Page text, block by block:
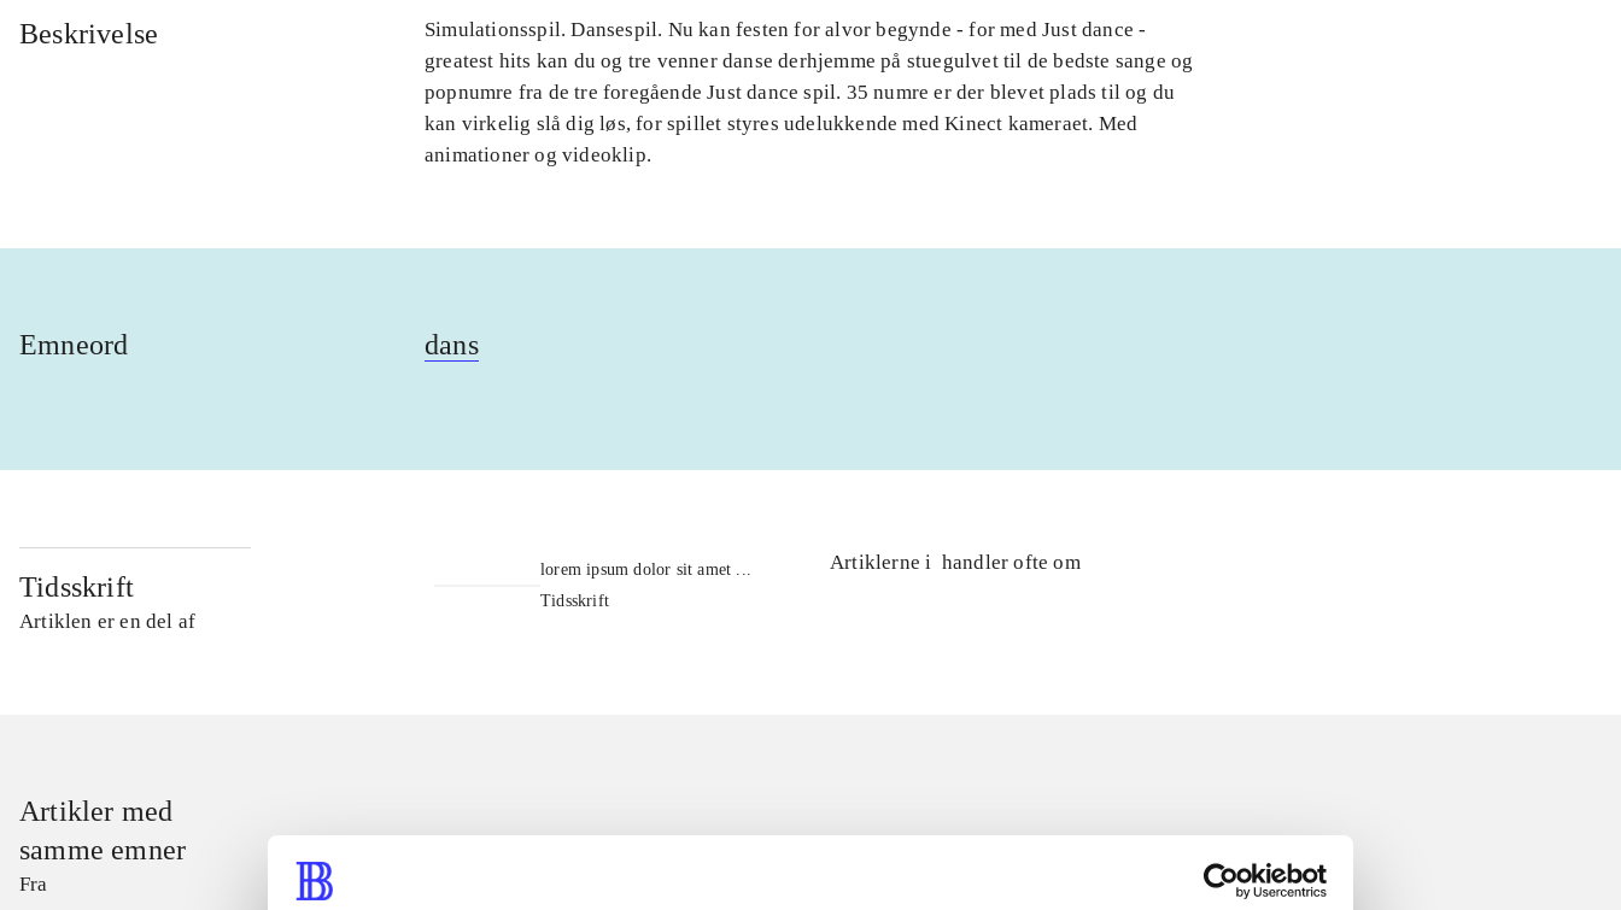
Beskrivelse
Simulationsspil. Dansespil. Nu kan festen for alvor begynde - for med Just dance -
greatest hits kan du og tre venner danse derhjemme på stuegulvet til de bedste sange og
popnumre fra de tre foregående Just dance spil. 35 numre er der blevet plads til og du
kan virkelig slå dig løs, for spillet styres udelukkende med Kinect kameraet. Med
animationer og videoklip.
Emneord dans
Tidsskrift
Artiklen er en del af
lorem ipsum dolor sit amet ...
Tidsskrift
Artiklerne i handler ofte om
Artikler med
samme emner
Fra